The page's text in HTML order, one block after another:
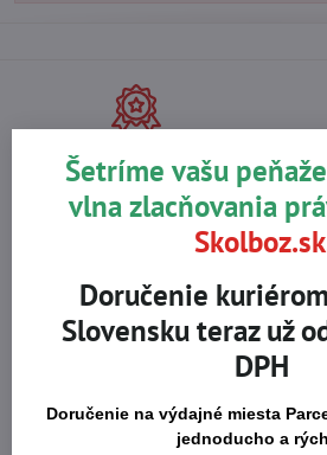
Na trhu od r​. 2008
Skladom viac ako 36 tisíc
Šetríme vašu
vlna zlacňovania
Doručenie
Slovensku teraz už
DPH
Doručenie na výdajné miesta
jednoducho a